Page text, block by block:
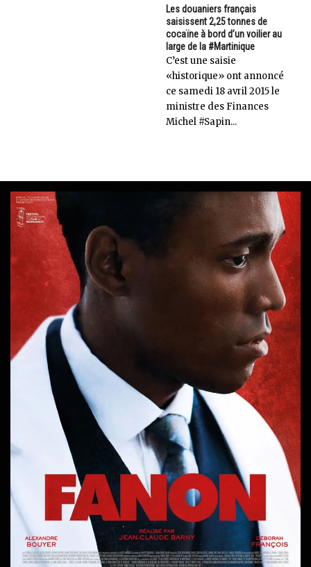
Les douaniers français
saisissent 2,25 tonnes de
cocaïne à bord d’un voilier au
large de la #Martinique
C’est une saisie
«historique» ont annoncé
ce samedi 18 avril 2015 le
ministre des Finances
Michel #Sapin...